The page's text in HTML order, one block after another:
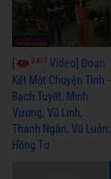
2417 Video] Đoạn
Kết Một Chuyện Tình -
Bạch Tuyết, Minh
Vương, Vũ Linh,
Thanh Ngân, Vũ Luân,
Hồng Tơ